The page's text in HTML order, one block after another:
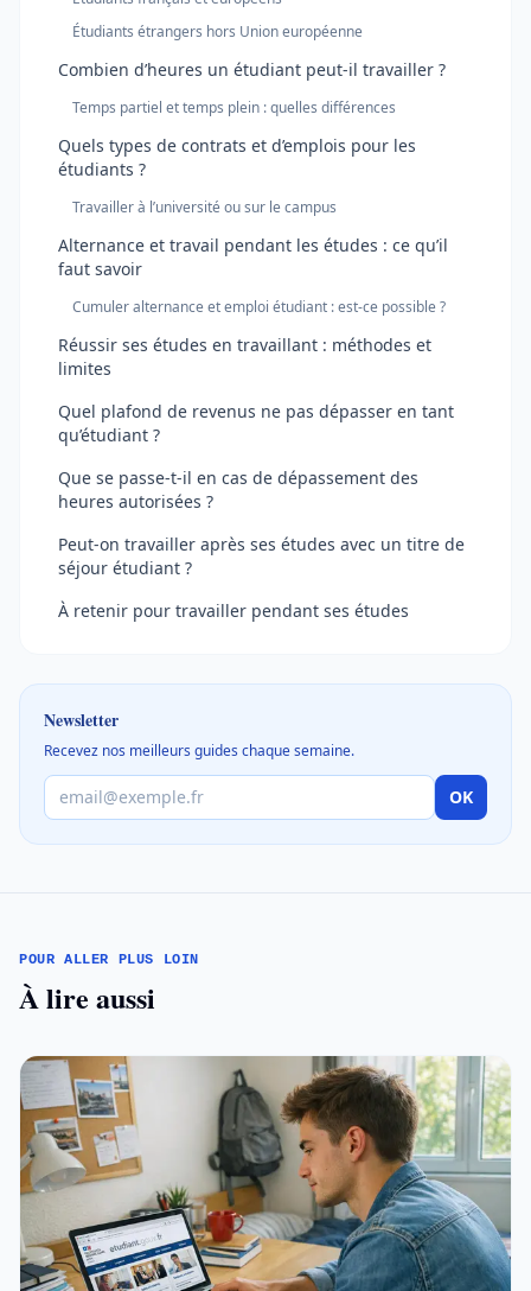
Étudiants étrangers hors Union européenne
Combien d’heures un étudiant peut-il travailler ?
Temps partiel et temps plein : quelles différences
Quels types de contrats et d’emplois pour les
étudiants ?
Travailler à l’université ou sur le campus
Alternance et travail pendant les études : ce qu’il
faut savoir
Cumuler alternance et emploi étudiant : est-ce possible ?
Réussir ses études en travaillant : méthodes et
limites
Quel plafond de revenus ne pas dépasser en tant
qu’étudiant ?
Que se passe-t-il en cas de dépassement des
heures autorisées ?
Peut-on travailler après ses études avec un titre de
séjour étudiant ?
À retenir pour travailler pendant ses études
Newsletter
Recevez nos meilleurs guides chaque semaine.
OK
POUR ALLER PLUS LOIN
À lire aussi